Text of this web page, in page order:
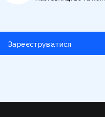
Зареєструватися